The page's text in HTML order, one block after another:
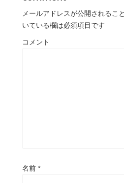
メールアドレスが公開されるこ
いている欄は必須項目です
コメント
名前 *